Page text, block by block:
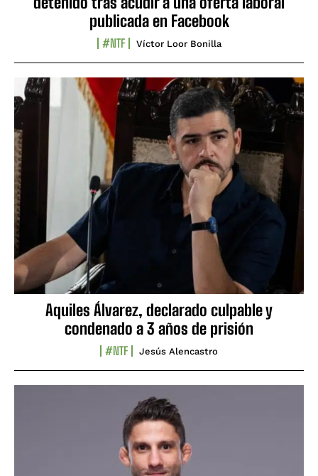
publicada en Facebook
#NTF Víctor Loor Bonilla
Aquiles Álvarez, declarado culpable y
condenado a 3 años de prisión
#NTF Jesús Alencastro